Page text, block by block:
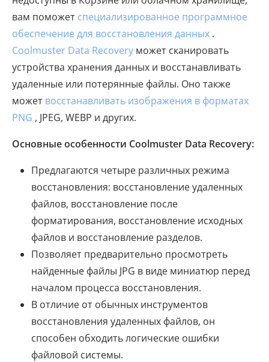
вам поможет специализированное программное
обеспечение для восстановления данных .
Coolmuster Data Recovery может сканировать
устройства хранения данных и восстанавливать
удаленные или потерянные файлы. Оно также
может восстанавливать изображения в форматах
PNG , JPEG, WEBP и других.
Основные особенности Coolmuster Data Recovery:
Предлагаются четыре различных режима
восстановления: восстановление удаленных
файлов, восстановление после
форматирования, восстановление исходных
файлов и восстановление разделов.
Позволяет предварительно просмотреть
найденные файлы JPG в виде миниатюр перед
началом процесса восстановления.
В отличие от обычных инструментов
восстановления удаленных файлов, он
способен обходить логические ошибки
файловой системы.